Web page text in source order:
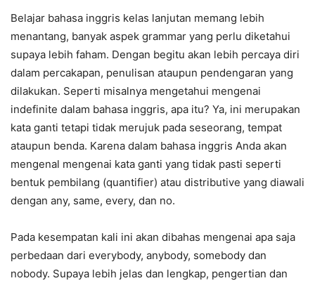
Belajar bahasa inggris kelas lanjutan memang lebih
menantang, banyak aspek grammar yang perlu diketahui
supaya lebih faham. Dengan begitu akan lebih percaya diri
dalam percakapan, penulisan ataupun pendengaran yang
dilakukan. Seperti misalnya mengetahui mengenai
indefinite dalam bahasa inggris, apa itu? Ya, ini merupakan
kata ganti tetapi tidak merujuk pada seseorang, tempat
ataupun benda. Karena dalam bahasa inggris Anda akan
mengenal mengenai kata ganti yang tidak pasti seperti
bentuk pembilang (quantifier) atau distributive yang diawali
dengan any, same, every, dan no.
Pada kesempatan kali ini akan dibahas mengenai apa saja
perbedaan dari everybody, anybody, somebody dan
nobody. Supaya lebih jelas dan lengkap, pengertian dan